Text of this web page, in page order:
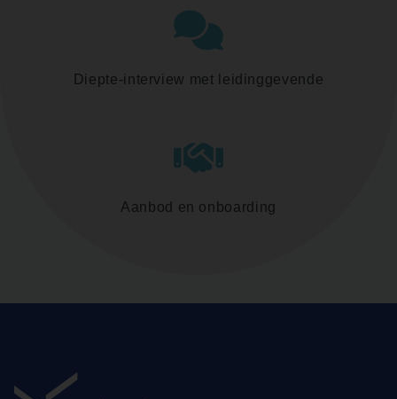
Diepte-interview met leidinggevende
Aanbod en onboarding